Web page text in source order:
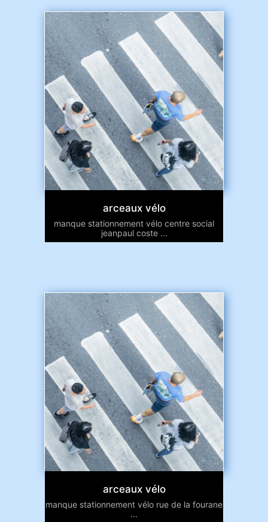
arceaux vélo
manque stationnement vélo centre social
jeanpaul coste ...
arceaux vélo
manque stationnement vélo rue de la fourane
...